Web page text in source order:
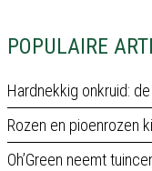
POPULAIRE
Hardnekkig onkruid:
Rozen en pioenrozen
Oh’Green neemt